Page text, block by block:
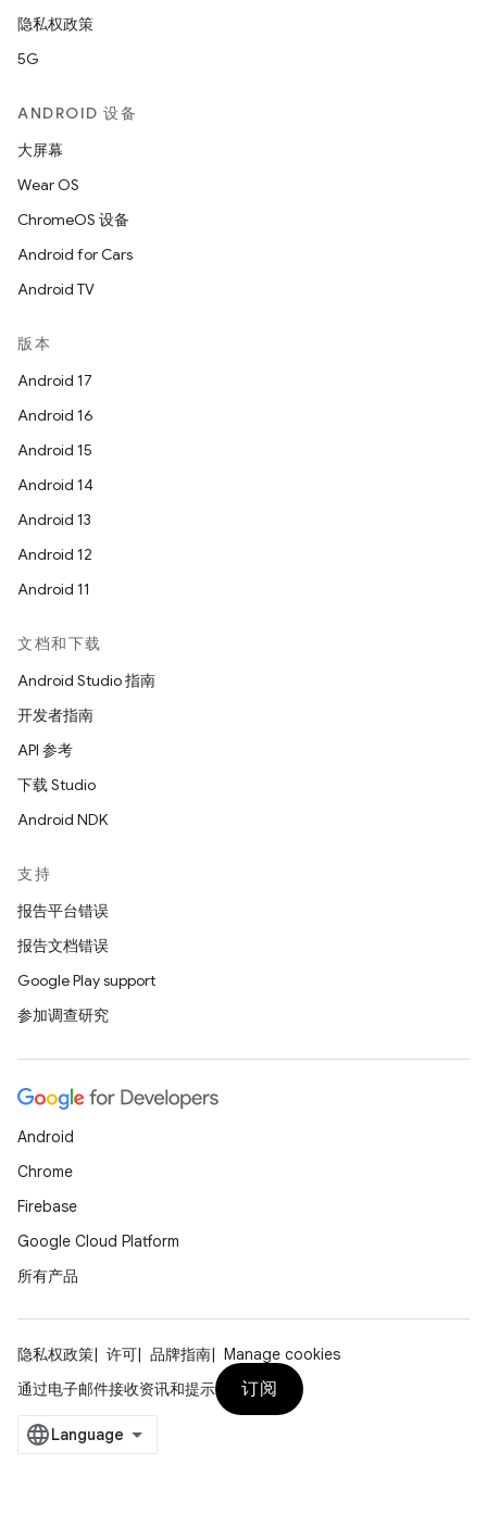
隐私权政策
5G
ANDROID 设备
大屏幕
Wear OS
ChromeOS 设备
Android for Cars
Android TV
版本
Android 17
Android 16
Android 15
Android 14
Android 13
Android 12
Android 11
文档和下载
Android Studio 指南
开发者指南
API 参考
下载 Studio
Android NDK
支持
报告平台错误
报告文档错误
Google Play support
参加调查研究
Android
Chrome
Firebase
Google Cloud Platform
所有产品
隐私权政策 许可 品牌指南
Manage cookies
通过电子邮件接收资讯和提示
订阅